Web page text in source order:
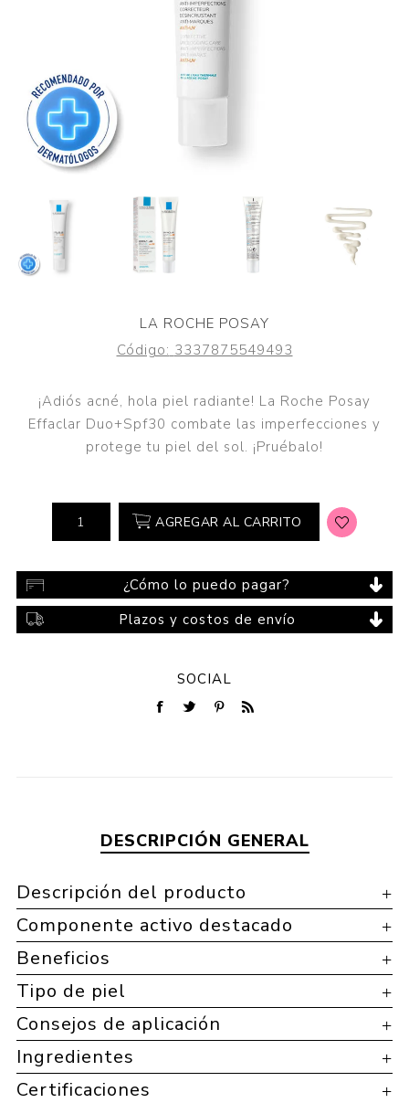
LA ROCHE POSAY
Código: 3337875549493
¡Adiós acné, hola piel radiante! La Roche Posay
Effaclar Duo+Spf30 combate las imperfecciones y
protege tu piel del sol. ¡Pruébalo!
AGREGAR AL CARRITO
¿Cómo lo puedo pagar?
Plazos y costos de envío
SOCIAL
DESCRIPCIÓN GENERAL
Descripción del producto
Componente activo destacado
Beneficios
Tipo de piel
Consejos de aplicación
Ingredientes
Certificaciones